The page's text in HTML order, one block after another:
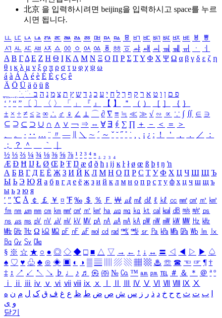
北京 을 입력하시려면 beijing을 입력하시고 space를 누르
시면 됩니다.
ㅥ ㅦ ㅧ ㅨ ㅩ ㅪ ㅫ ㅬ ㅭ ㅮ ㅯ ㅰ ㅱ ㅲ ㅳ ㅴ ㅵ ㅶ ㅷ ㅸ
ㅹ
ㅺ ㅻ ㅼ ㅽ ㅾ ㅿ ㆀ ㆁ ㆂ ㆃ ㆄ ㆅ ㆆ ㆇ ㆈ ㆉ ㆊ ㆋ ㆌ ㆍ
ㆎ
Α Β ΓΔ Ε Ζ Η Θ Ι ΚΛ Μ Ν Ξ Ο Π Ρ Σ ΤΥ Φ Χ Ψ Ω α β γ δ ε ζ η
θ ι κ λ μ ν ξ ο π ρ σ τ υ φ χ ψ ω
á à Á À é è É È ç Ç ê
Ä Ö Ü ä ö ü ß
ִֶֹ ֻּ ׁׂ פ ם ן ו ט א ר ק ף ך ל ח י ע כ ג ד ש ץ ת צ מ נ ה ב
‘ ’ “ ” 〔 〕 〈 〉 「 」 『 』 【 】 ＂ （ ） ［ ］ ｛ ｝
± × ÷ ≠ ≤ ≥ ∞ ∴ ♂ ♀ ∠ ⊥ ⌒ ∂ ∇ ≡ ≒ ≪ ≫ √ ∽ ∝ ∵ ∫ ∬ ∈ ∋
⊆ ⊇ ⊂ ⊃ ∪ ∩ ∧ ∨ ￢ ⇒ ⇔ ∀ ∃ ∮ ∑ ∏ ＋ － ＜ ＝
＞
、
。 · ‥ … ¨ 〃 ― ＼ ∼ ´ ～ ˇ ˘ ˝ ˚ ˙ ¸ ¡ ¿ ː ！ ＇ ， ． ／
：
；
？ ＾ ｀
½ ⅓ ⅔ ¼ ¾ ⅛ ⅜ ⅝ ⅞ ¹ ² ³ ⁴ ⁿ ₁ ₂ ₃ ₄
Æ Ð Ħ Ĳ Ł Ø Œ Þ Ŧ Ŋ æ đ ð ħ ı ĳ ĸ ŀ ł ø œ ß þ ŧ ŋ ŉ
А Б В Г Д Е Ё Ж З И Й К Л М Н О П Р С Т У Ф Х Ц Ч Ш Щ Ъ
Ы Ь Э Ю Я а б в г д е ё ж з и й к л м н о п р с т у ф х ц ч ш щ ъ
ы ь э ю я
′ ″ ℃ Å ￠ ￡ ￥ ¤ ℉ ‰ ＄ ％ Ｆ ￦ ㎕ ㎖ ㎗ ℓ ㎘ ㏄ ㎣ ㎤ ㎥ ㎦
㎙ ㎚ ㎛ ㎜ ㎝ ㎞ ㎟ ㎠ ㎡ ㎢ ㏊ ㎍ ㎎ ㎏ ㏏ ㎈ ㎉ ㏈ ㎧ ㎨ ㎰
㎱ ㎲ ㎳ ㎴ ㎵ ㎶ ㎷ ㎸ ㎹ ㎀ ㎁ ㎂ ㎃ ㎄ ㎺ ㎻ ㎽ ㎾ ㎿ ㎐ ㎑
㎒ ㎓ ㎔ Ω ㏀ ㏁ ㎊ ㎋ ㎌ ㏖ ㏅ ㎭ ㎮ ㎯ ㏛ ㎩ ㎪ ㎫ ㎬ ㏝ ㏐
㏓
㏃ ㏉ ㏜ ㏆
§ ※ ☆ ★ ○ ● ◎ ◇ ◆ □ ■ △ ▽ → ← ↑ ↓ ↔ 〓 ◁ ◀ ▷ ▶ ♤
♠ ♡ ♥ ♧ ♣ ⊙ ◈ ▣ ◐ ◑ ▒ ▤ ▨ ▧ ▦ ▩ ♨ ☏ ☎ ☜ ☞ ¶ †
‡ ↕ ↗ ↙ ↖ ↘ ♭ ♩ ♪ ♬ ㉿ ㈜ № ㏇ ™ ㏂ ㏘ ℡ ＃ ＆ ＊ ＠ ª º
ⅰ
ⅱ ⅲ ⅳ ⅴ ⅵ ⅶ ⅷ ⅸ ⅹ Ⅳ Ⅴ Ⅵ Ⅶ Ⅷ Ⅸ Ⅹ
ب ت ث ج ح خ د ذ ر ز س ش ص ض ط ظ ع غ ف ق ک ل م ن ه
و ی
닫기